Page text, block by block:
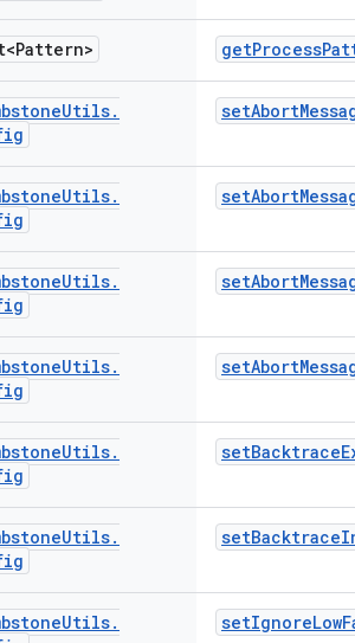
getProcess
Utils.
setAbort
Utils.
setAbort
Utils.
setAbort
Utils.
setAbort
Utils.
setBacktrace
Utils.
setBacktrace
Utils.
setIgnoreLow